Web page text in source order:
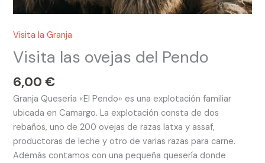
Visita la Granja
Visita las ovejas del Pendo
6,00€
Granja Quesería «El Pendo» es una explotación familiar
ubicada en Camargo. La explotación consta de dos
rebaños, uno de 200 ovejas de razas latxa y assaf,
productoras de leche y otro de varias razas para carne.
Además contamos con una pequeña quesería donde